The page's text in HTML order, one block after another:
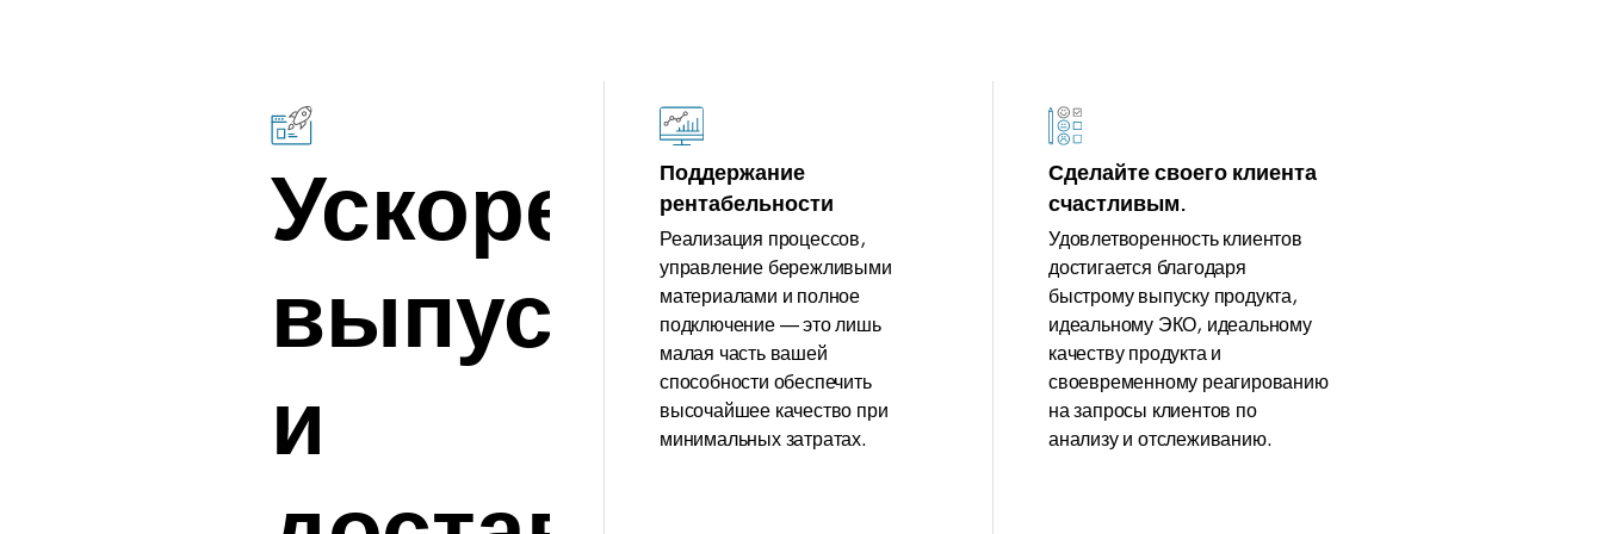
Ускоренный
выпуск
и
Поддержание
рентабельности
Реализация процессов,
управление бережливыми
материалами и полное
подключение — это лишь
малая часть вашей
способности обеспечить
высочайшее качество при
минимальных затратах.
Сделайте своего клиента
счастливым.
Удовлетворенность клиентов
достигается благодаря
быстрому выпуску продукта,
идеальному ЭКО, идеальному
качеству продукта и
своевременному реагированию
на запросы клиентов по
анализу и отслеживанию.